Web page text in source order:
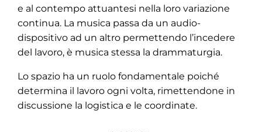
e al contempo attuantesi nella loro variazione
continua. La musica passa da un audio-
dispositivo ad un altro permettendo l’incedere
del lavoro, è musica stessa la drammaturgia.
Lo spazio ha un ruolo fondamentale poiché
determina il lavoro ogni volta, rimettendone in
discussione la logistica e le coordinate.